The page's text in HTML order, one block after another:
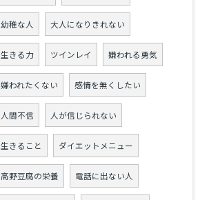
幼稚な人 大人になりきれない
生きる力 ツインレイ 嫌われる勇気
嫌われたくない 感情を無くしたい
人間不信 人が信じられない
生きること ダイエットメニュー
高野豆腐の栄養 電話に出ない人